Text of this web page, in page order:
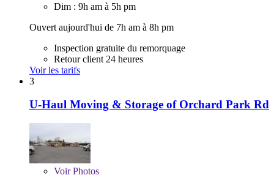
Dim : 9h am à 5h pm
Ouvert aujourd'hui de 7h am à 8h pm
Inspection gratuite du remorquage
Retour client 24 heures
Voir les tarifs
3
U-Haul Moving & Storage of Orchard Park Rd
VoirPhotos